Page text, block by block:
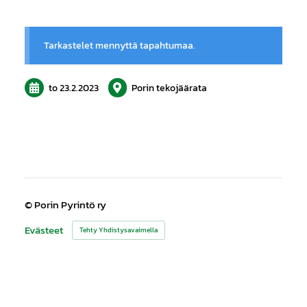
Tarkastelet mennyttä tapahtumaa.
to 23.2.2023 Porin tekojäärata
©Porin Pyrintö ry
Evästeet
Tehty Yhdistysavaimella